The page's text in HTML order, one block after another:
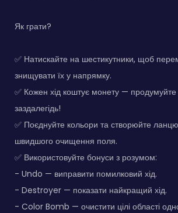
Як грати?
✅ Натискайте на шестикутники, щоб
знищувати їх у напрямку.
✅ Кожен хід коштує монету — продумуйте
заздалегідь!
✅ Поєднуйте кольори та створюйте
швидшого очищення поля.
✅ Використовуйте бонуси з розумом:
- Undo — виправити помилковий хід.
- Destroyer — показати найкращий хід.
- Color Bomb — очистити цілі області